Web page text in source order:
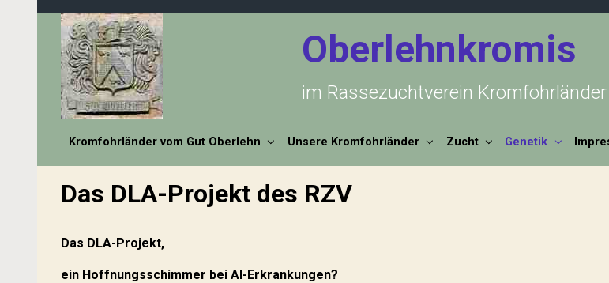
Zum Hauptinhalt springen
Oberlehnkromis
im Rassezuchtverein Kromfohrländer
Kromfohrländer vom Gut Oberlehn Unsere Kromfohrländer Zucht Genetik
Das DLA-Projekt des RZV
Das DLA-Projekt,
ein Hoffnungsschimmer bei AI-Erkrankungen?